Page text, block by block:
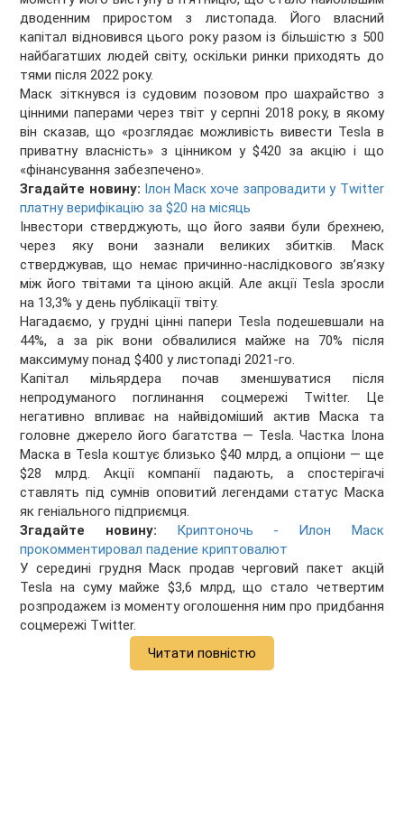
дводенним приростом з листопада. Його власний
капітал відновився цього року разом із більшістю з 500
найбагатших людей світу, оскільки ринки приходять до
тями після 2022 року.
Маск зіткнувся із судовим позовом про шахрайство з
цінними паперами через твіт у серпні 2018 року, в якому
він сказав, що «розглядає можливість вивести Tesla в
приватну власність» з цінником у $420 за акцію і що
«фінансування забезпечено».
Згадайте новину: Ілон Маск хоче запровадити у Twitter
платну верифікацію за $20 на місяць
Інвестори стверджують, що його заяви були брехнею,
через яку вони зазнали великих збитків. Маск
стверджував, що немає причинно-наслідкового звʼязку
між його твітами та ціною акцій. Але акції Tesla зросли
на 13,3% у день публікації твіту.
Нагадаємо, у грудні цінні папери Tesla подешевшали на
44%, а за рік вони обвалилися майже на 70% після
максимуму понад $400 у листопаді 2021-го.
Капітал мільярдера почав зменшуватися після
непродуманого поглинання соцмережі Twitter. Це
негативно впливає на найвідоміший актив Маска та
головне джерело його багатства — Tesla. Частка Ілона
Маска в Tesla коштує близько $40 млрд, а опціони — ще
$28 млрд. Акції компанії падають, а спостерігачі
ставлять під сумнів оповитий легендами статус Маска
як геніального підприємця.
Згадайте новину: Криптоночь - Илон Маск
прокомментировал падение криптовалют
У середині грудня Маск продав черговий пакет акцій
Tesla на суму майже $3,6 млрд, що стало четвертим
розпродажем із моменту оголошення ним про придбання
соцмережі Twitter.
Читати повністю